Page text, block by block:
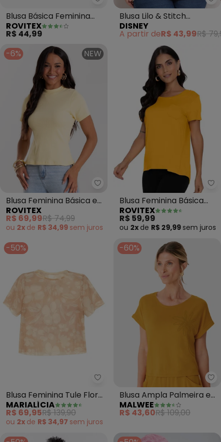
Rovitex - Blusa Básica
Blusa Básica Feminina
Viscotorcion (Amarelo)
ROVITEX
R$ 44,99
Blusa Lilo & Stitch
(Amarelo)
DISNEY
A partir deR$ 43,99R$
-6%
NEW
Rovitex - Blusa Feminina
Blusa Feminina Básica em
Ribana com Gola
(Amarelo)
ROVITEX
R$ 69,99R$ 74,99
ou 2x de R$ 34,99 sem juros
Blusa Feminina Básica
(Amarelo)
ROVITEX
R$ 59,99
ou 2x de R$ 29,99 sem juros
-50%
Marialícia - Blusa Feminina
Blusa Feminina Tule Floral
(Amarelo)
MARIALÍCIA
R$ 69,95R$ 139,90
ou 2x de R$ 34,97 sem juros
-60%
Blusa Ampla Palmeira em
Moletinho (Amarelo)
MALWEE
R$ 43,60R$ 109,00